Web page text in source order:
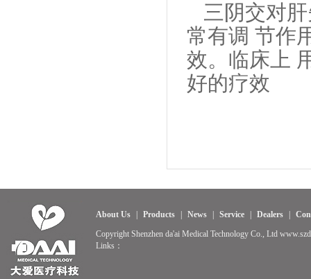
三阴交对
常有调 节作
效。临床上
好的疗效
About Us Products News Service Dealers
Copyright Shenzhen da'ai Medical Technology Co., Ltd
Links：